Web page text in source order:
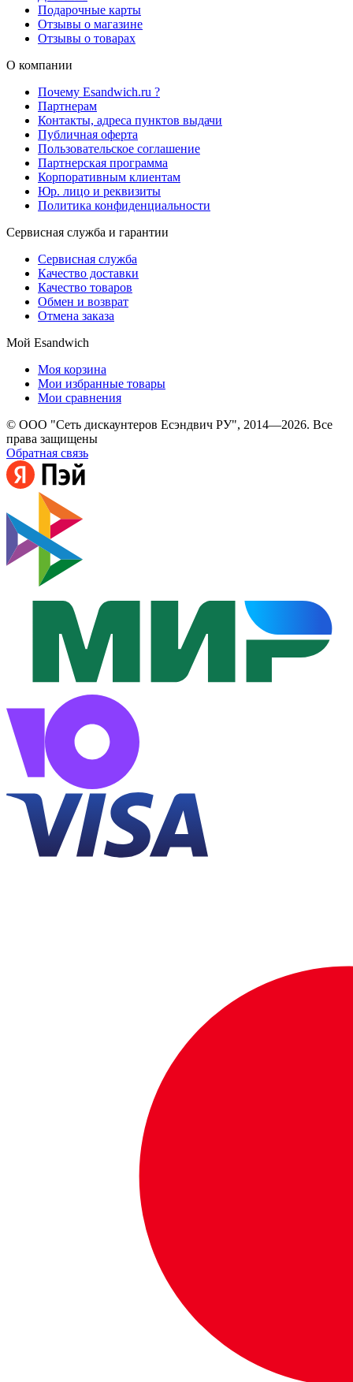
Подарочные карты
Отзывы о магазине
Отзывы о товарах
О компании
Почему Esandwich.ru ?
Партнерам
Контакты, адреса пунктов выдачи
Публичная оферта
Пользовательское соглашение
Партнерская программа
Корпоративным клиентам
Юр. лицо и реквизиты
Политика конфиденциальности
Сервисная служба и гарантии
Сервисная служба
Качество доставки
Качество товаров
Обмен и возврат
Отмена заказа
Мой Esandwich
Моя корзина
Мои избранные товары
Мои сравнения
© ООО "Сеть дискаунтеров Есэндвич РУ", 2014—2026. Все
права защищены
Обратная связь